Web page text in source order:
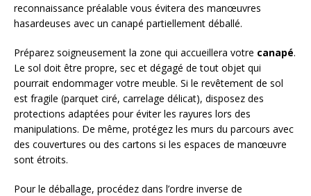
reconnaissance préalable vous évitera des manœuvres
hasardeuses avec un canapé partiellement déballé.
Préparez soigneusement la zone qui accueillera votre canapé.
Le sol doit être propre, sec et dégagé de tout objet qui
pourrait endommager votre meuble. Si le revêtement de sol
est fragile (parquet ciré, carrelage délicat), disposez des
protections adaptées pour éviter les rayures lors des
manipulations. De même, protégez les murs du parcours avec
des couvertures ou des cartons si les espaces de manœuvre
sont étroits.
Pour le déballage, procédez dans l’ordre inverse de